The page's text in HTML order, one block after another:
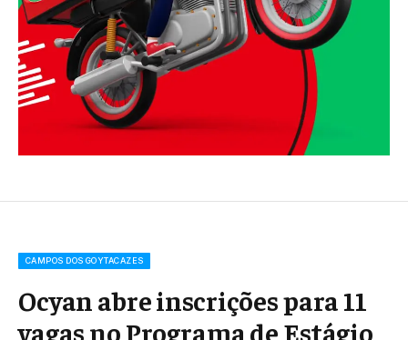
CAMPOS DOS GOYTACAZES
Ocyan abre inscrições para 11
vagas no Programa de Estágio